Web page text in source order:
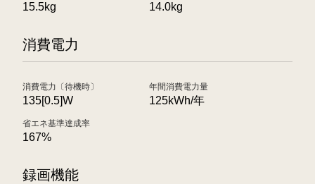
15.5kg 14.0kg
消費電力
消費電力〔待機時〕
135[0.5]W
年間消費電力量
125kWh/年
省エネ基準達成率
167%
録画機能